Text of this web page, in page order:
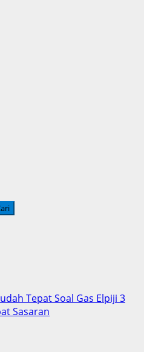
Tepat Soal Gas Elpiji 3
Sasaran